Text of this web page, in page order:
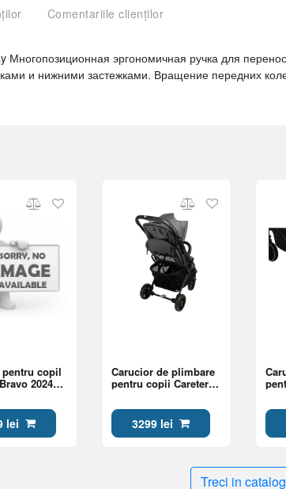
Comentariile clienților
Многопозиционная эргономичная ручка для
и нижними застежками. Вращение передних
copil
2024
lei
Carucior de plimbare
pentru copii Caretero
3299 lei
Treci in catalog